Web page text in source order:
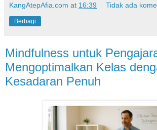
KangAtepAfia.com at 16:39 Tidak ada
Berbagi
Mindfulness untuk
Mengoptimalkan Kelas
Kesadaran Penuh